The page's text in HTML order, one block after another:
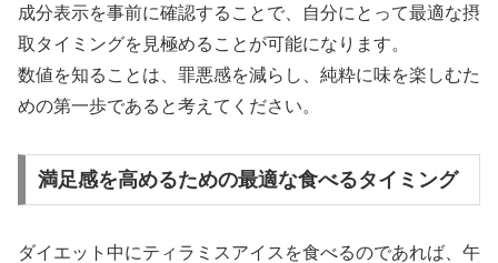
成分表示を事前に確認することで、自分にとって最適な摂
取タイミングを見極めることが可能になります。
数値を知ることは、罪悪感を減らし、純粋に味を楽しむた
めの第一歩であると考えてください。
満足感を高めるための最適な食べるタイミング
ダイエット中にティラミスアイスを食べるのであれば、午